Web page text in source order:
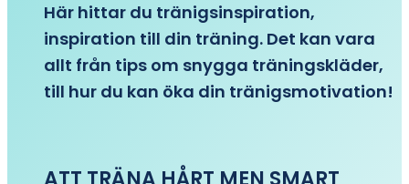
Här hittar du tränigsinspiration,
inspiration till din träning. Det kan vara
allt från tips om snygga träningskläder,
till hur du kan öka din tränigsmotivation!